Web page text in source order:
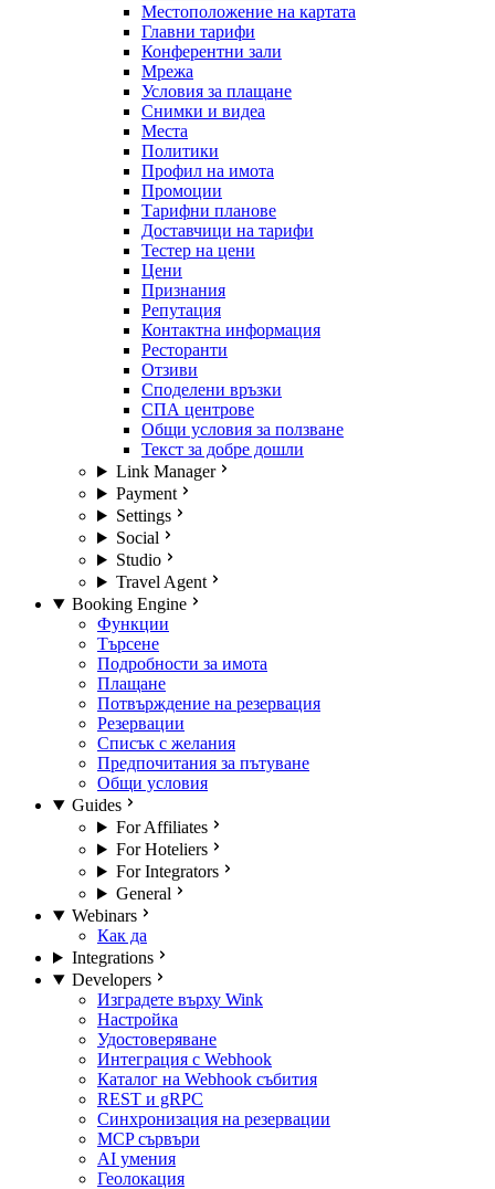
Местоположение на картата
Главни тарифи
Конферентни зали
Мрежа
Условия за плащане
Снимки и видеа
Места
Политики
Профил на имота
Промоции
Тарифни планове
Доставчици на тарифи
Тестер на цени
Цени
Признания
Репутация
Контактна информация
Ресторанти
Отзиви
Споделени връзки
СПА центрове
Общи условия за ползване
Текст за добре дошли
Link Manager
Payment
Settings
Social
Studio
Travel Agent
Booking Engine
Функции
Търсене
Подробности за имота
Плащане
Потвърждение на резервация
Резервации
Списък с желания
Предпочитания за пътуване
Общи условия
Guides
For Affiliates
For Hoteliers
For Integrators
General
Webinars
Как да
Integrations
Developers
Изградете върху Wink
Настройка
Удостоверяване
Интеграция с Webhook
Каталог на Webhook събития
REST и gRPC
Синхронизация на резервации
MCP сървъри
AI умения
Геолокация